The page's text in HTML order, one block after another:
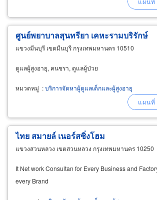
ศูนย์พยาบาลสุนทรียา เคหะรามบริรักษ์
แขวงมีนบุรี เขตมีนบุรี กรุงเทพมหานคร 10510
ดูแลผู้สูงอายุ, คนชรา, ดูแลผู้ป่วย
หมวดหมู่ :บริการจัดหาผู้ดูแลเด็กและผู้สูงอายุ
ไทย สมายล์ เนอร์สซิ่งโฮม
แขวงสวนหลวง เขตสวนหลวง กรุงเทพมหานคร 10250
It Net work Consultan for Every Business and
every Brand